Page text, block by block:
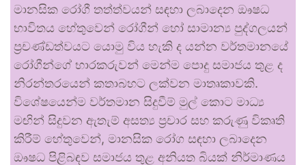
මානසික රෝගී තත්ත්වයන් සඳහා ලබාදෙන ඖෂධ
භාවිතය හේතුවෙන් රෝගීන් හෝ සාමාන්‍ය පුද්ගලයන්
ප්‍රචණ්ඩත්වයට යොමු විය හැකි ද යන්න වර්තමානයේ
රෝගීන්ගේ භාරකරුවන් මෙන්ම පොදු සමාජය තුළ ද
නිරන්තරයෙන් කතාබහට ලක්වන මාතෘකාවකි.
විශේෂයෙන්ම වර්තමාන සිදුවීම් මුල් කොට මාධ්‍ය
මඟින් සිදුවන ඇතැම් අසත්‍ය ප්‍රචාර සහ කරුණු විකෘති
කිරීම් හේතුවෙන්, මානසික රෝග සඳහා ලබාදෙන
ඖෂධ පිළිබඳව සමාජය තුළ අනියත බියක් නිර්මාණය